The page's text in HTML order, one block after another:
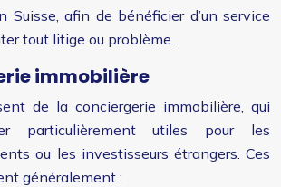
Suisse, afin de bénéficier d’un service
tout litige ou problème.
immobilière
de la conciergerie immobilière, qui
particulièrement utiles pour les
ou les investisseurs étrangers. Ces
généralement :